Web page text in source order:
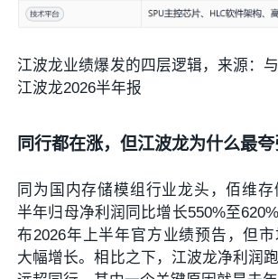
江波龙业绩爆发的四层逻辑，来源：
江波龙2026半年报
同行都在涨，但江波龙为什么最夸
同为国内存储模组行业龙头，佰维存
半年归母净利润同比增长550%至
布2026年上半年官方业绩预告，但
大幅增长。相比之下，江波龙净利润